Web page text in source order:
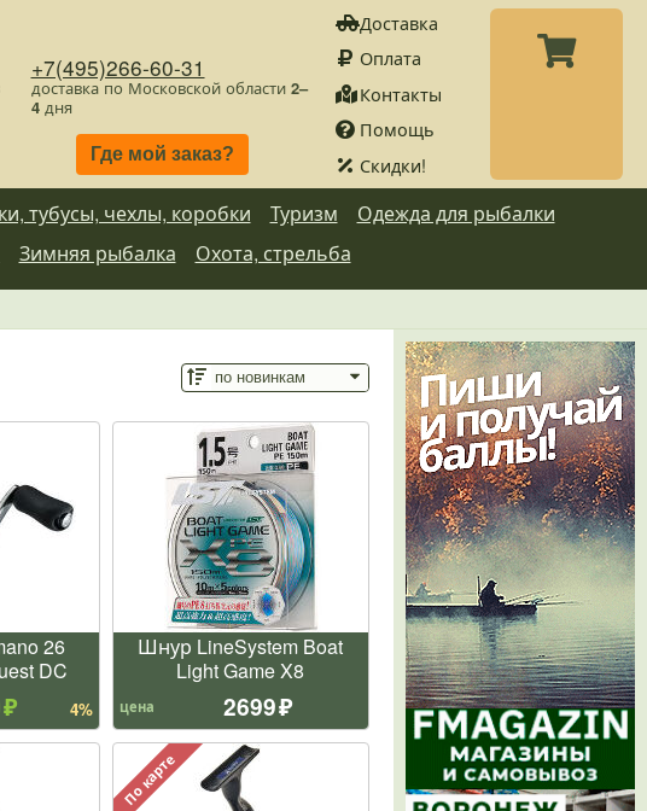
Доставка
Оплата
Контакты
Помощь
Скидки!
+7(495)266-60-31
доставка по Московской области 2–
4дня
Где мой заказ?
тубусы, чехлы, коробки Туризм
Одежда для рыбалки
Зимняя рыбалка Охота, стрельба
26
DC
4%
Шнур LineSystem Boat
Light Game X8
цена 2699
По карте